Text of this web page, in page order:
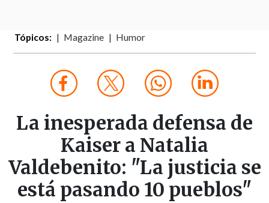
Tópicos: Magazine Humor
La inesperada defensa de
Kaiser a Natalia
Valdebenito: "La justicia se
está pasando 10 pueblos"